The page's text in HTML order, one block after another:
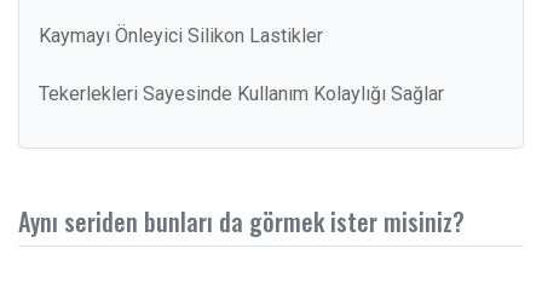
Kaymayı Önleyici Silikon Lastikler
Tekerlekleri Sayesinde Kullanım Kolaylığı Sağlar
Aynı seriden bunları da görmek ister misiniz?